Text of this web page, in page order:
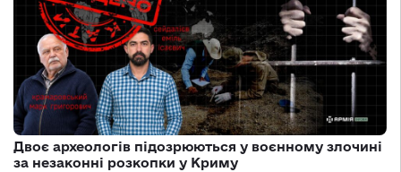
Двоє археологів підозрюються у воєнному злочині
за незаконні розкопки у Криму